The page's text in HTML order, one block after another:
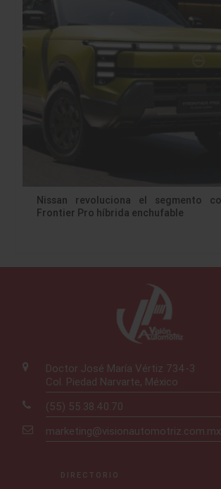
Nissan revoluciona el segmento
Frontier Pro híbrida enchufable
Doctor José María Vértiz 734-3
Col. Piedad Narvarte, México
(55) 55.38.40.70
marketing@visionautomotriz.com.mx
DIRECTORIO